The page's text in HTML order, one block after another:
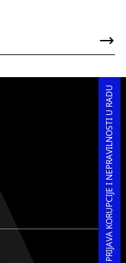
PRIJAVA KORUPCIJE I NEPRAVILNOSTI U RADU